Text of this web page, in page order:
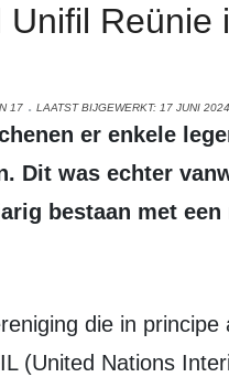
Unifil Reünie
17 LAATST BIJGEWERKT: 17 JUNI 2024
Dit was echter
bestaan met
(United Nations